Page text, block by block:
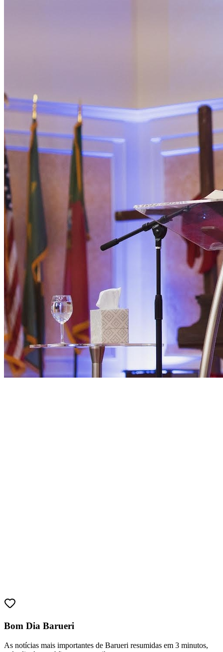
Bahia
Bom Dia Barueri
As notícias mais importantes de Barueri resumidas em 3 minutos,